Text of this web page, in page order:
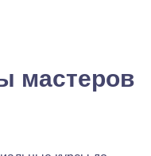
мастеров